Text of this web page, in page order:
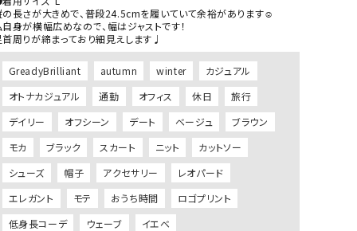
長さが大きめで、普段24.5cmを履いていて余裕があります☺︎
身が横幅広めなので、幅はジャストです！
GreadyBrilliant autumn winter
カジュアル
オトナカジュアル
通勤 オフィス 休日
旅行
デイリー
オフシーン デート ベージュ
ブラウン
モカ
ブラック スカート ニット
カットソー
シューズ
帽子 アクセサリー
レオパード
エレガント
モテ おうち時間
ロゴプリント
低身長コーデ
ウェーブ イエベ